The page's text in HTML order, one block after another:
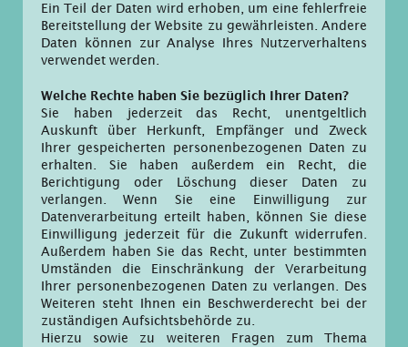
Ein Teil der Daten wird erhoben, um eine fehlerfreie
Bereitstellung der Website zu gewährleisten. Andere
Daten können zur Analyse Ihres Nutzerverhaltens
verwendet werden.
Welche Rechte haben Sie bezüglich Ihrer Daten?
Sie haben jederzeit das Recht, unentgeltlich
Auskunft über Herkunft, Empfänger und Zweck
Ihrer gespeicherten personenbezogenen Daten zu
erhalten. Sie haben außerdem ein Recht, die
Berichtigung oder Löschung dieser Daten zu
verlangen. Wenn Sie eine Einwilligung zur
Datenverarbeitung erteilt haben, können Sie diese
Einwilligung jederzeit für die Zukunft widerrufen.
Außerdem haben Sie das Recht, unter bestimmten
Umständen die Einschränkung der Verarbeitung
Ihrer personenbezogenen Daten zu verlangen. Des
Weiteren steht Ihnen ein Beschwerderecht bei der
zuständigen Aufsichtsbehörde zu.
Hierzu sowie zu weiteren Fragen zum Thema